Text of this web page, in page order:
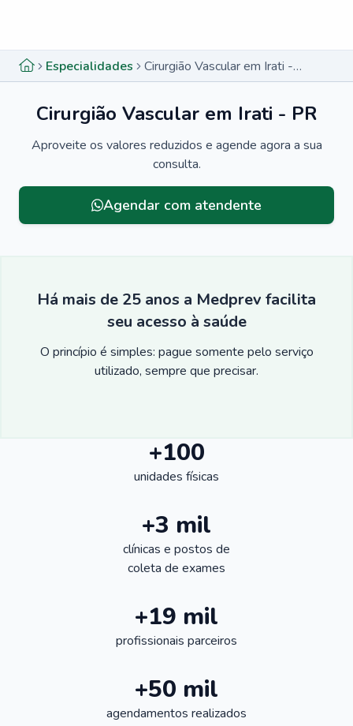
Especialidades Cirurgião Vascular em Irati - PR
Cirurgião Vascular em Irati - PR
Aproveite os valores reduzidos e agende agora a sua
consulta.
Agendar com atendente
Há mais de 25 anos a Medprev facilita
seu acesso à saúde
O princípio é simples: pague somente pelo serviço
utilizado, sempre que precisar.
+100
unidades físicas
+3 mil
clínicas e postos de
coleta de exames
+19 mil
profissionais parceiros
+50 mil
agendamentos realizados